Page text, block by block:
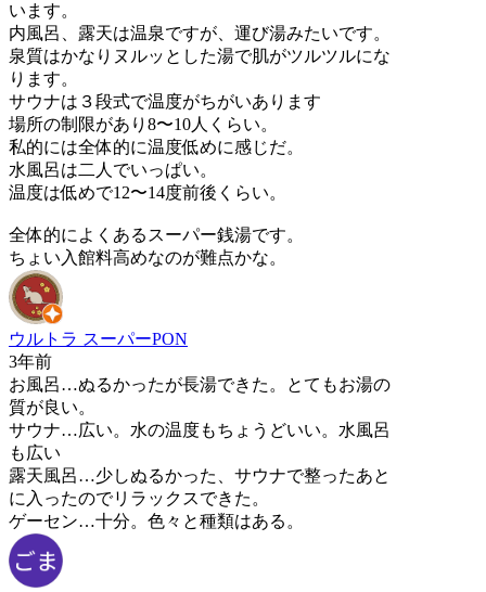
います。
内風呂、露天は温泉ですが、運び湯みたいです。
泉質はかなりヌルッとした湯で肌がツルツルにな
ります。
サウナは３段式で温度がちがいあります
場所の制限があり8〜10人くらい。
私的には全体的に温度低めに感じだ。
水風呂は二人でいっぱい。
温度は低めで12〜14度前後くらい。
全体的によくあるスーパー銭湯です。
ちょい入館料高めなのが難点かな。
ウルトラ スーパーPON
3年前
お風呂…ぬるかったが長湯できた。とてもお湯の
質が良い。
サウナ…広い。水の温度もちょうどいい。水風呂
も広い
露天風呂…少しぬるかった、サウナで整ったあと
に入ったのでリラックスできた。
ゲーセン…十分。色々と種類はある。